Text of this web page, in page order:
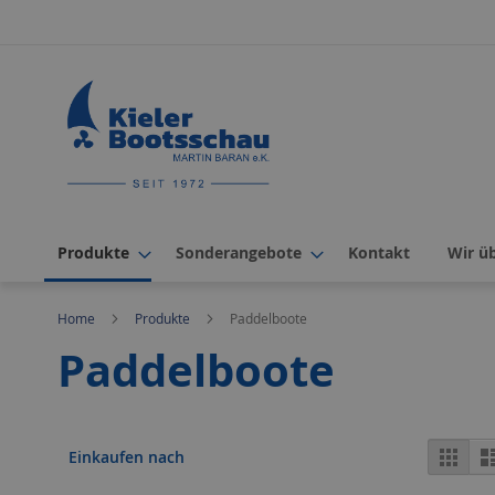
Produkte Sonderangebote Kontakt Wir
Home Produkte Paddelboote
Paddelboote
als
Einkaufen nach